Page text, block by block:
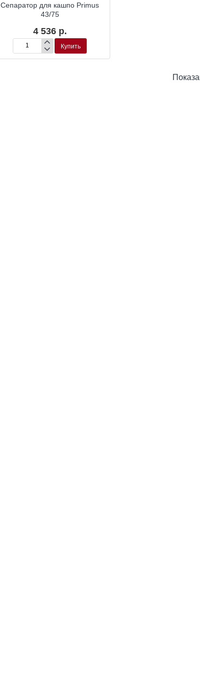
Сепаратор для кашпо Primus
43/75
4 536 р.
Сепаратор
для
Купить